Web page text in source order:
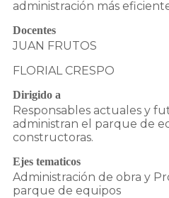
Docentes
JUAN FRUTOS
FLORIAL CRESPO
Dirigido a
Responsables actuales y
administran el parque de
constructoras.
Ejes tematicos
Administración de obra y
parque de equipos